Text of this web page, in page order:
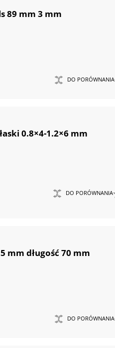
89 mm 3 mm
DO PORÓWNANIA
0.8×4-1.2×6 mm
DO PORÓWNANIA
mm długość 70 mm
DO PORÓWNANIA